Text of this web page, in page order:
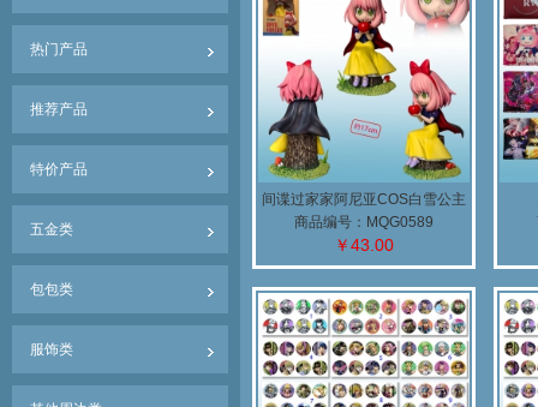
热门产品
推荐产品
特价产品
五金类
包包类
服饰类
间谍过家家阿尼亚COS白雪公主
手办
商品编号：MQG0589
￥43.00